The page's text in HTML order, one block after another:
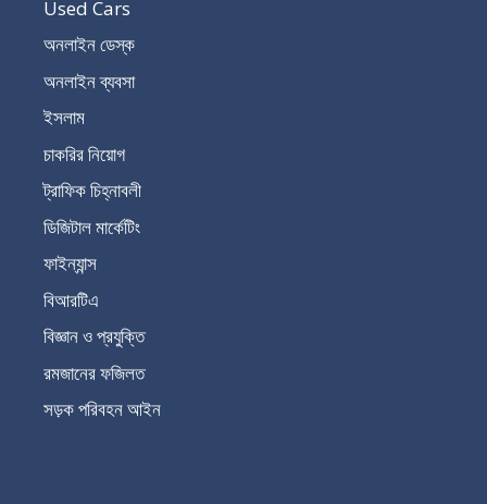
Used Cars
অনলাইন ডেস্ক
অনলাইন ব্যবসা
ইসলাম
চাকরির নিয়োগ
ট্রাফিক চিহ্নাবলী
ডিজিটাল মার্কেটিং
ফাইন্যান্স
বিআরটিএ
বিজ্ঞান ও প্রযুক্তি
রমজানের ফজিলত
সড়ক পরিবহন আইন